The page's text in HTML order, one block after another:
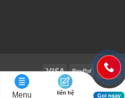
Vật Liệu Xây Dựng - Trang Trí Nội
Menu liên hệ Gọi ngay